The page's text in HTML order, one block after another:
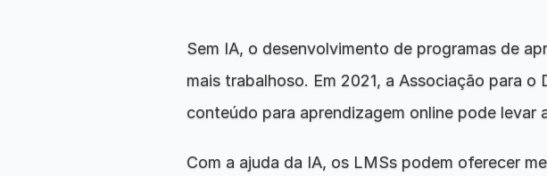
Sem IA, o desenvolvimento de programas de
mais trabalhoso. Em 2021, a Associação para
conteúdo para aprendizagem online pode levar
Com a ajuda da IA, os LMSs podem oferecer